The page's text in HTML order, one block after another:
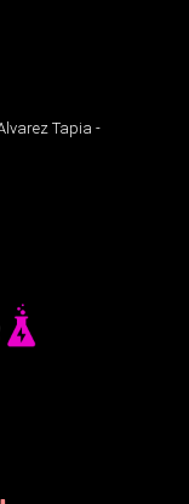
Tapia -